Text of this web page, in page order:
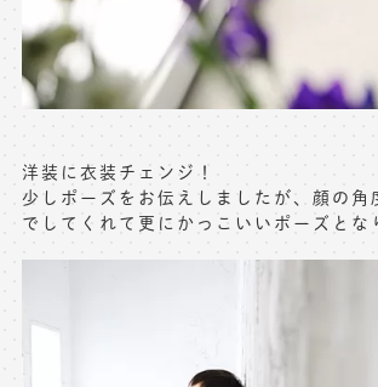
洋装に衣装チェンジ！
少しポーズをお伝えしましたが、顔の角
でしてくれて更にかっこいいポーズとな